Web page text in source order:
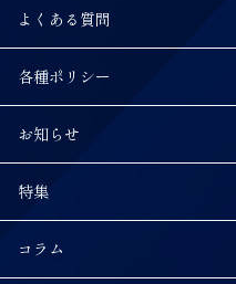
よくある質問
各種ポリシー
お知らせ
特集
コラム